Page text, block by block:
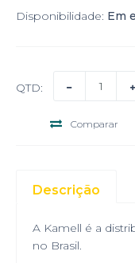
Disponibilidade: Em
QTD:
Comparar
Descrição
A Kamell é a
no Brasil.